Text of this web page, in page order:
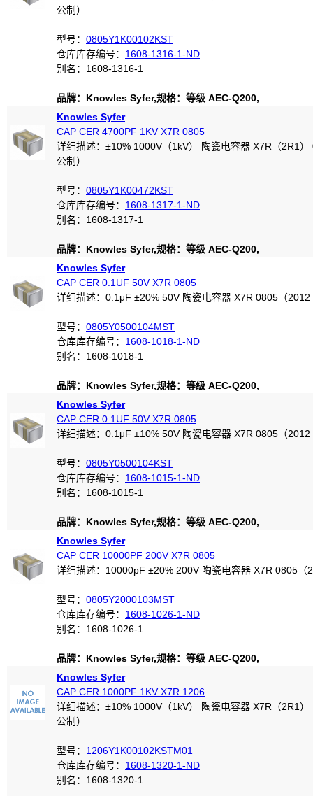
公制）
型号： 0805Y1K00102KST
仓库库存编号： 1608-1316-1-ND
别名：1608-1316-1
品牌：Knowles Syfer,规格：等级 AEC-Q200,
Knowles Syfer
CAP CER 4700PF 1KV X7R 0805
详细描述：±10% 1000V（1kV） 陶瓷电容器 X7R（2R1
公制）
型号： 0805Y1K00472KST
仓库库存编号： 1608-1317-1-ND
别名：1608-1317-1
品牌：Knowles Syfer,规格：等级 AEC-Q200,
Knowles Syfer
CAP CER 0.1UF 50V X7R 0805
详细描述：0.1μF ±20% 50V 陶瓷电容器 X7R 0805（2012
型号： 0805Y0500104MST
仓库库存编号： 1608-1018-1-ND
别名：1608-1018-1
品牌：Knowles Syfer,规格：等级 AEC-Q200,
Knowles Syfer
CAP CER 0.1UF 50V X7R 0805
详细描述：0.1μF ±10% 50V 陶瓷电容器 X7R 0805（2012
型号： 0805Y0500104KST
仓库库存编号： 1608-1015-1-ND
别名：1608-1015-1
品牌：Knowles Syfer,规格：等级 AEC-Q200,
Knowles Syfer
CAP CER 10000PF 200V X7R 0805
详细描述：10000pF ±20% 200V 陶瓷电容器 X7R 0805（
型号： 0805Y2000103MST
仓库库存编号： 1608-1026-1-ND
别名：1608-1026-1
品牌：Knowles Syfer,规格：等级 AEC-Q200,
Knowles Syfer
CAP CER 1000PF 1KV X7R 1206
详细描述：±10% 1000V（1kV） 陶瓷电容器 X7R（2R1
公制）
型号： 1206Y1K00102KSTM01
仓库库存编号： 1608-1320-1-ND
别名：1608-1320-1